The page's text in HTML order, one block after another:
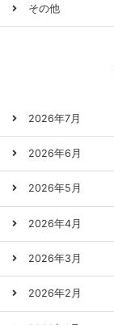
その他
2026年7月
2026年6月
2026年5月
2026年4月
2026年3月
2026年2月